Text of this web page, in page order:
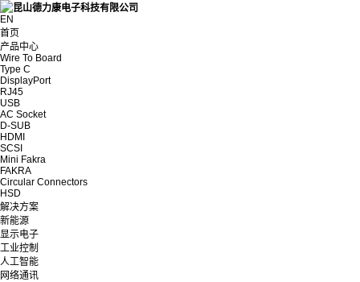
EN
首页
产品中心
Wire To Board
Type C
DisplayPort
RJ45
USB
AC Socket
D-SUB
HDMI
SCSI
Mini Fakra
FAKRA
Circular Connectors
HSD
解决方案
新能源
显示电子
工业控制
人工智能
网络通讯